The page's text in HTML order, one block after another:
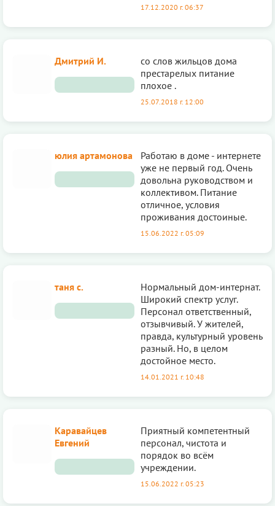
17.12.2020 г. 06:37
Дмитрий И.
со слов жильцов дома
престарелых питание
плохое .
25.07.2018 г. 12:00
юлия артамонова
Работаю в доме - интернете
уже не первый год. Очень
довольна руководством и
коллективом. Питание
отличное, условия
проживания достоиные.
15.06.2022 г. 05:09
таня с.
Нормальный дом-интернат.
Широкий спектр услуг.
Персонал ответственный,
отзывчивый. У жителей,
правда, культурный уровень
разный. Но, в целом
достойное место.
14.01.2021 г. 10:48
Каравайцев
Евгений
Приятный компетентный
персонал, чистота и
порядок во всём
учреждении.
15.06.2022 г. 05:23